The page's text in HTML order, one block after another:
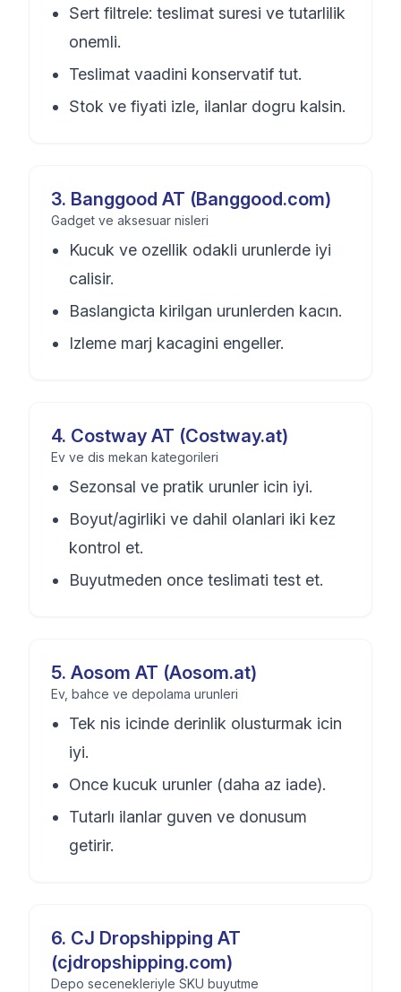
Sert filtrele: teslimat suresi ve tutarlilik
onemli.
Teslimat vaadini konservatif tut.
Stok ve fiyati izle, ilanlar dogru kalsin.
3. Banggood AT (Banggood.com)
Gadget ve aksesuar nisleri
Kucuk ve ozellik odakli urunlerde iyi
calisir.
Baslangicta kirilgan urunlerden kacın.
Izleme marj kacagini engeller.
4. Costway AT (Costway.at)
Ev ve dis mekan kategorileri
Sezonsal ve pratik urunler icin iyi.
Boyut/agirliki ve dahil olanlari iki kez
kontrol et.
Buyutmeden once teslimati test et.
5. Aosom AT (Aosom.at)
Ev, bahce ve depolama urunleri
Tek nis icinde derinlik olusturmak icin
iyi.
Once kucuk urunler (daha az iade).
Tutarlı ilanlar guven ve donusum
getirir.
6. CJ Dropshipping AT
(cjdropshipping.com)
Depo secenekleriyle SKU buyutme